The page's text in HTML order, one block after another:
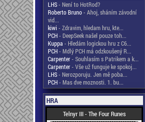
LHS- Není to HotRod?
Roberto Bruno- Ahoj, sháním závodní
vid...
kiwi - Zdravim, hledam hru, kte...
PCH- DeepSeek našel pouze toh...
Kuppa - Hledám logickou hru z C6...
PCH- Mdlý PCH má odzkoušený R...
Carpenter- Souhlasím s Patrikem a k...
Carpenter- Vše už funguje ke spokoj...
LHS- Nerozporuju. Jen mě poba...
PCH- Mas dve moznosti. 1. bu...
HRA
Telnyr III - The Four Runes